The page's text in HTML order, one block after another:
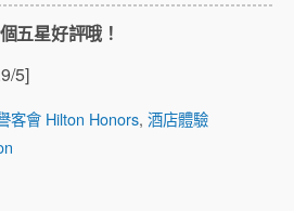
五星好評哦！
/5]
客會 Hilton Honors, 酒店體驗